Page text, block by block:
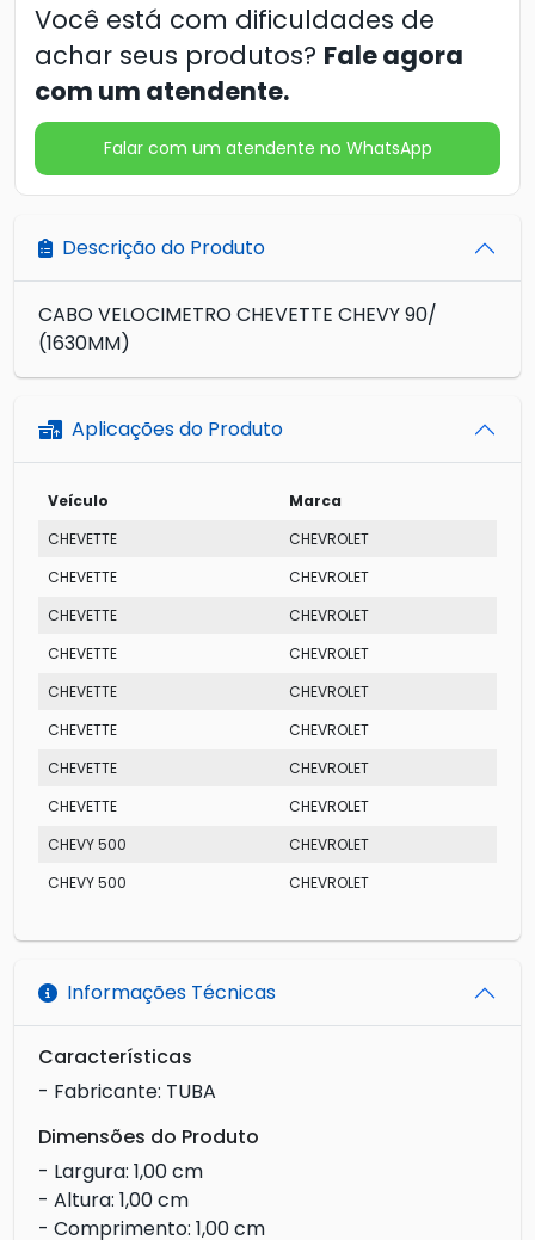
Você está com dificuldades de
achar seus produtos? Fale agora
com um atendente.
Falar com um atendente no WhatsApp
Descrição do Produto
CABO VELOCIMETRO CHEVETTE CHEVY 90/
(1630MM)
Aplicações do Produto
Veículo Marca
CHEVETTE
CHEVROLET
CHEVETTE
CHEVROLET
CHEVETTE
CHEVROLET
CHEVETTE
CHEVROLET
CHEVETTE
CHEVROLET
CHEVETTE
CHEVROLET
CHEVETTE
CHEVROLET
CHEVETTE
CHEVROLET
CHEVY 500
CHEVROLET
CHEVY 500
CHEVROLET
Informações Técnicas
Características
- Fabricante: TUBA
Dimensões do Produto
- Largura: 1,00 cm
- Altura: 1,00 cm
- Comprimento: 1,00 cm